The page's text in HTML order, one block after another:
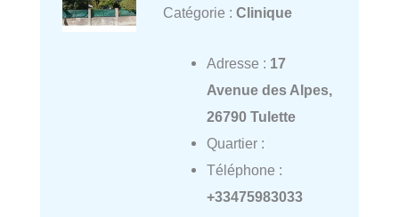
Catégorie : Clinique
Adresse : 17
Avenue des Alpes,
26790 Tulette
Quartier :
Téléphone :
+33475983033